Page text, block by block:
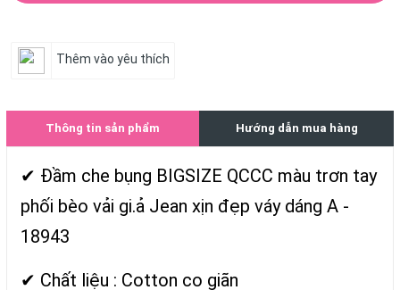
Thêm vào yêu thích
Thông tin sản phẩm Hướng dẫn mua hàng
✔ Đầm che bụng BIGSIZE QCCC màu trơn tay
phối bèo vải gi.ả Jean xịn đẹp váy dáng A -
18943
✔ Chất liệu : Cotton co giãn